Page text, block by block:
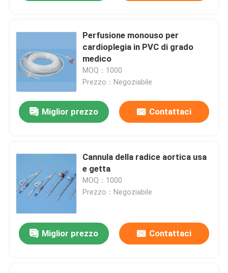
Perfusione monouso per
cardioplegia in PVC di grado
medico
MOQ：1000
Prezzo：Negoziabile
Miglior prezzo Contattaci
Cannula della radice aortica usa
e getta
MOQ：1000
Prezzo：Negoziabile
Miglior prezzo Contattaci